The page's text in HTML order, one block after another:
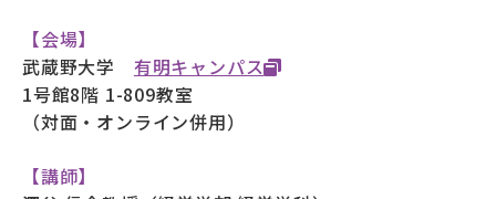
【会場】
武蔵野大学 有明キャンパス
1号館8階 1-809教室
（対面・オンライン併用）
【講師】